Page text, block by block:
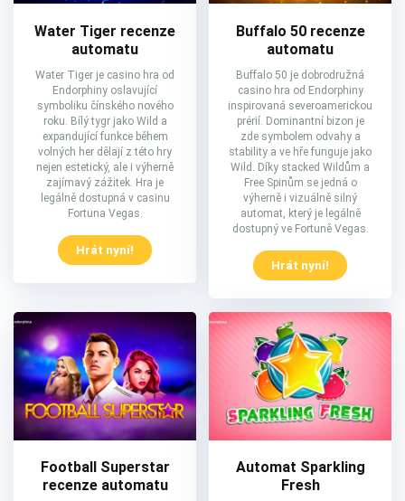
Water Tiger recenze
automatu
Water Tiger je casino hra od
Endorphiny oslavující
symboliku čínského nového
roku. Bílý tygr jako Wild a
expandující funkce během
volných her dělají z této hry
nejen estetický, ale i výherně
zajímavý zážitek. Hra je
legálně dostupná v casinu
Fortuna Vegas.
Hrát nyní!
Buffalo 50 recenze
automatu
Buffalo 50 je dobrodružná
casino hra od Endorphiny
inspirovaná severoamerickou
prérií. Dominantní bizon je
zde symbolem odvahy a
stability a ve hře funguje jako
Wild. Díky stacked Wildům a
Free Spinům se jedná o
výherně i vizuálně silný
automat, který je legálně
dostupný ve Fortuně Vegas.
Hrát nyní!
Football Superstar
recenze automatu
Automat Sparkling
Fresh